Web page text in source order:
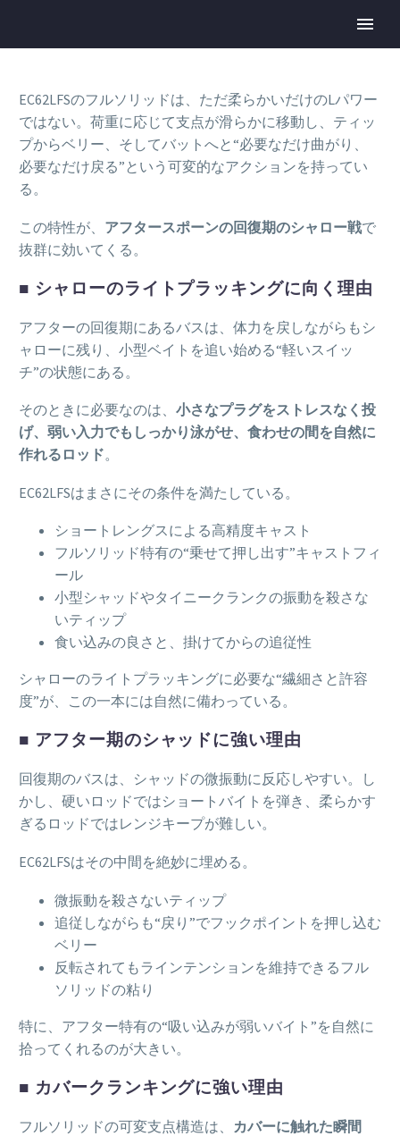
EC62LFSのフルソリッドは、ただ柔らかいだけのLパワー
ではない。荷重に応じて支点が滑らかに移動し、ティッ
プからベリー、そしてバットへと“必要なだけ曲がり、
必要なだけ戻る”という可変的なアクションを持ってい
る。
この特性が、 アフタースポーンの回復期のシャロー戦で
抜群に効いてくる。
■ シャローのライトプラッキングに向く理由
アフターの回復期にあるバスは、体力を戻しながらもシ
ャローに残り、小型ベイトを追い始める“軽いスイッ
チ”の状態にある。
そのときに必要なのは、 小さなプラグをストレスなく投
げ、弱い入力でもしっかり泳がせ、食わせの間を自然に
作れるロッド。
EC62LFSはまさにその条件を満たしている。
ショートレングスによる高精度キャスト
フルソリッド特有の“乗せて押し出す”キャストフィ
ール
小型シャッドやタイニークランクの振動を殺さな
いティップ
食い込みの良さと、掛けてからの追従性
シャローのライトプラッキングに必要な“繊細さと許容
度”が、この一本には自然に備わっている。
■ アフター期のシャッドに強い理由
回復期のバスは、シャッドの微振動に反応しやすい。し
かし、硬いロッドではショートバイトを弾き、柔らかす
ぎるロッドではレンジキープが難しい。
EC62LFSはその中間を絶妙に埋める。
微振動を殺さないティップ
追従しながらも“戻り”でフックポイントを押し込む
ベリー
反転されてもラインテンションを維持できるフル
ソリッドの粘り
特に、アフター特有の“吸い込みが弱いバイト”を自然に
拾ってくれるのが大きい。
■ カバークランキングに強い理由
フルソリッドの可変支点構造は、 カバーに触れた瞬間